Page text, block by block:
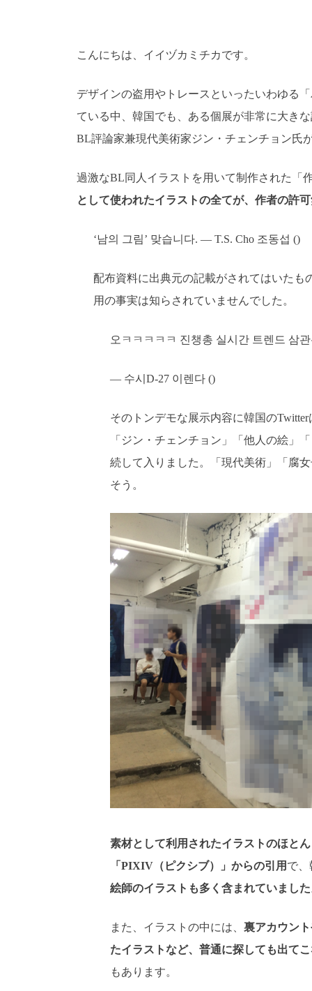
こんにちは、イイヅカミチカです。
デザインの盗用やトレースといったいわゆる
ている中、韓国でも、ある個展が非常に大き
BL評論家兼現代美術家ジン・チェンチョン氏
過激なBL同人イラストを用いて制作された「
として使われたイラストの全てが、作者の許
‘남의 그림’ 맞습니다. — T.S. Cho 조동섭 ()
配布資料に出典元の記載がされてはいた
用の事実は知らされていませんでした。
오ㅋㅋㅋㅋㅋ 진챙총 실시간 트렌드 삼
— 수시D-27 이렌다 ()
そのトンデモな展示内容に韓国の
「ジン・チェンチョン」「他人の絵」
続して入りました。「現代美術」「腐
そう。
素材として利用されたイラストのほと
「PIXIV（ピクシブ）」からの引用 で
絵師のイラストも多く含まれていました
また、イラストの中には、 裏アカウン
たイラストなど、普通に探しても出て
もあります。